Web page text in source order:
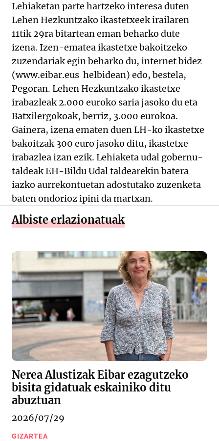
Lehiaketan parte hartzeko interesa duten
Lehen Hezkuntzako ikastetxeek irailaren
11tik 29ra bitartean eman beharko dute
izena. Izen-ematea ikastetxe bakoitzeko
zuzendariak egin beharko du, internet bidez
(www.eibar.eus helbidean) edo, bestela,
Pegoran. Lehen Hezkuntzako ikastetxe
irabazleak 2.000 euroko saria jasoko du eta
Batxilergokoak, berriz, 3.000 eurokoa.
Gainera, izena ematen duen LH-ko ikastetxe
bakoitzak 300 euro jasoko ditu, ikastetxe
irabazlea izan ezik. Lehiaketa udal gobernu-
taldeak EH-Bildu Udal taldearekin batera
iazko aurrekontuetan adostutako zuzenketa
baten ondorioz ipini da martxan.
Albiste erlazionatuak
Nerea Alustizak Eibar ezagutzeko
bisita gidatuak eskainiko ditu
abuztuan
2026/07/29
GIZARTEA